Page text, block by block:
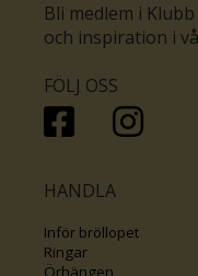
Bli medlem i
och inspiration i
FÖLJ OSS
HANDLA
Inför bröllopet
Ringar
Örhängen